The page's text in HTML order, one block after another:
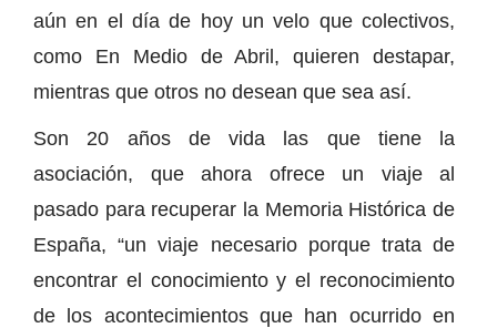
aún en el día de hoy un velo que colectivos,
como En Medio de Abril, quieren destapar,
mientras que otros no desean que sea así.
Son 20 años de vida las que tiene la
asociación, que ahora ofrece un viaje al
pasado para recuperar la Memoria Histórica de
España, “un viaje necesario porque trata de
encontrar el conocimiento y el reconocimiento
de los acontecimientos que han ocurrido en